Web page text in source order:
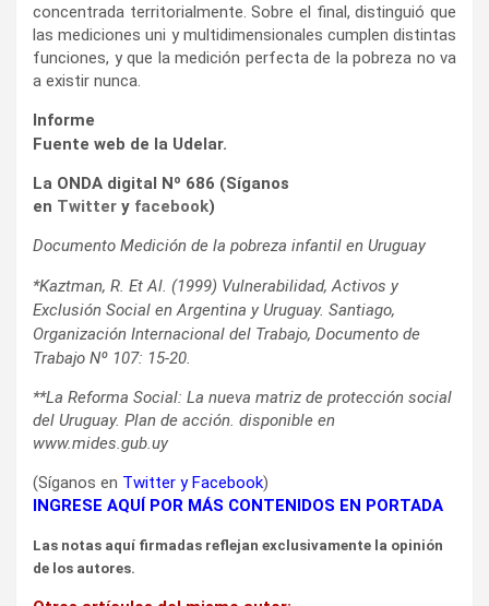
concentrada territorialmente. Sobre el final, distinguió que
las mediciones uni y multidimensionales cumplen distintas
funciones, y que la medición perfecta de la pobreza no va
a existir nunca.
Informe
Fuente web de la Udelar.
La ONDA digital Nº 686 (Síganos
en Twitter y facebook)
Documento Medición de la pobreza infantil en Uruguay
*Kaztman, R. Et Al. (1999) Vulnerabilidad, Activos y
Exclusión Social en Argentina y Uruguay. Santiago,
Organización Internacional del Trabajo, Documento de
Trabajo Nº 107: 15-20.
**La Reforma Social: La nueva matriz de protección social
del Uruguay. Plan de acción. disponible en
www.mides.gub.uy
(Síganos en Twitter yFacebook)
INGRESE AQUÍ POR MÁS CONTENIDOS EN PORTADA
Las notas aquí firmadas reflejan exclusivamente la opinión
de los autores.